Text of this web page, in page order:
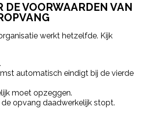
DE VOORWAARDEN VAN
werkt hetzelfde. Kijk
automatisch eindigt bij de vierde
moet opzeggen.
opvang daadwerkelijk stopt.